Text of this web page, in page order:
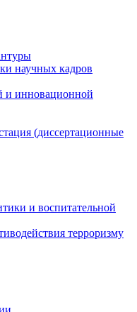
научных кадров
и инновационной
(диссертационные
и воспитательной
терроризму